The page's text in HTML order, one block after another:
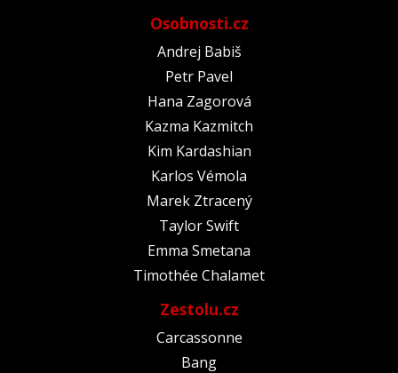
Osobnosti.cz
Andrej Babiš
Petr Pavel
Hana Zagorová
Kazma Kazmitch
Kim Kardashian
Karlos Vémola
Marek Ztracený
Taylor Swift
Emma Smetana
Timothée Chalamet
Zestolu.cz
Carcassonne
Bang